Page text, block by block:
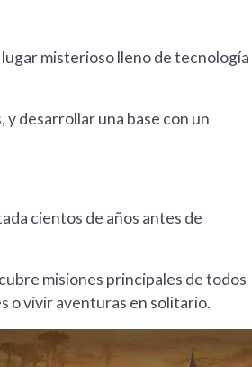
misterioso lleno de tecnología
y desarrollar una base con un
cientos de años antes de
misiones principales de todos
o vivir aventuras en solitario.